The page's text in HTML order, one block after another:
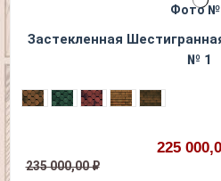
Застекленная
№ 1
225
235 000,00 ₽